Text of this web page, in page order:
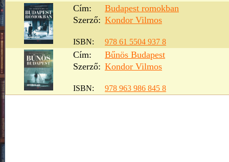
Cím:
Budapest romokban
Szerző: Kondor Vilmos
ISBN: 978 61 5504 937 8
Cím:
Bűnös Budapest
Szerző: Kondor Vilmos
ISBN: 978 963 986 845 8